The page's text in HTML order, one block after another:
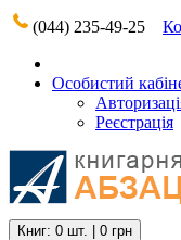
(044) 235-49-25
Особистий
Реєстрація
Книг: 0 шт. | 0 грн